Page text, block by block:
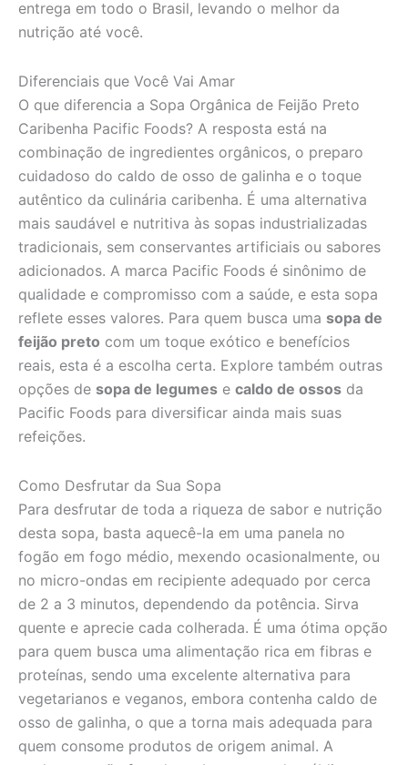
entrega em todo o Brasil, levando o melhor da
nutrição até você.
Diferenciais que Você Vai Amar
O que diferencia a Sopa Orgânica de Feijão Preto
Caribenha Pacific Foods? A resposta está na
combinação de ingredientes orgânicos, o preparo
cuidadoso do caldo de osso de galinha e o toque
autêntico da culinária caribenha. É uma alternativa
mais saudável e nutritiva às sopas industrializadas
tradicionais, sem conservantes artificiais ou sabores
adicionados. A marca Pacific Foods é sinônimo de
qualidade e compromisso com a saúde, e esta sopa
reflete esses valores. Para quem busca uma sopa de
feijão preto com um toque exótico e benefícios
reais, esta é a escolha certa. Explore também outras
opções de sopa de legumes e caldo de ossos da
Pacific Foods para diversificar ainda mais suas
refeições.
Como Desfrutar da Sua Sopa
Para desfrutar de toda a riqueza de sabor e nutrição
desta sopa, basta aquecê-la em uma panela no
fogão em fogo médio, mexendo ocasionalmente, ou
no micro-ondas em recipiente adequado por cerca
de 2 a 3 minutos, dependendo da potência. Sirva
quente e aprecie cada colherada. É uma ótima opção
para quem busca uma alimentação rica em fibras e
proteínas, sendo uma excelente alternativa para
vegetarianos e veganos, embora contenha caldo de
osso de galinha, o que a torna mais adequada para
quem consome produtos de origem animal. A